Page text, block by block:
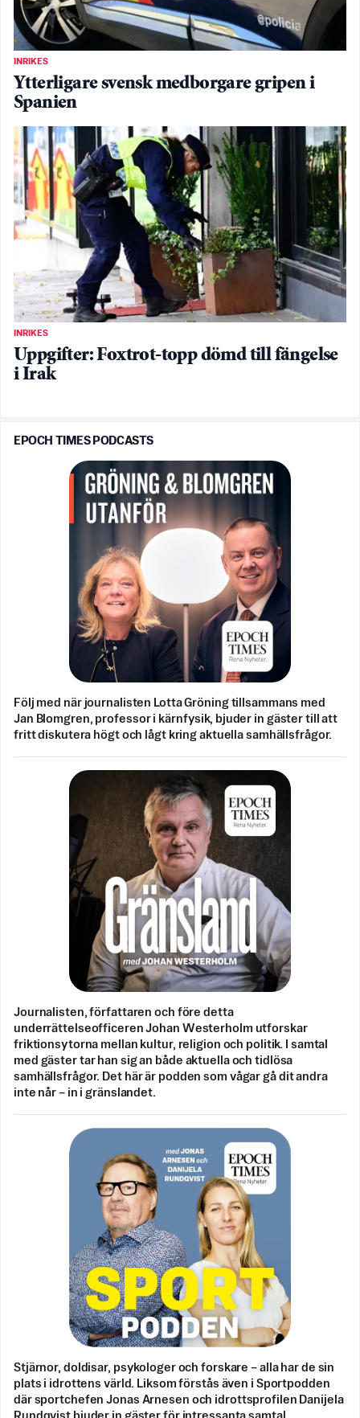
INRIKES
Ytterligare svensk medborgare gripen i
Spanien
INRIKES
Uppgifter: Foxtrot-topp dömd till fängelse
i Irak
EPOCH TIMES PODCASTS
Följ med när journalisten Lotta Gröning tillsammans med
Jan Blomgren, professor i kärnfysik, bjuder in gäster till att
fritt diskutera högt och lågt kring aktuella samhällsfrågor.
Journalisten, författaren och före detta
underrättelseofficeren Johan Westerholm utforskar
friktionsytorna mellan kultur, religion och politik. I samtal
med gäster tar han sig an både aktuella och tidlösa
samhällsfrågor. Det här är podden som vågar gå dit andra
inte når – in i gränslandet.
Stjärnor, doldisar, psykologer och forskare – alla har de sin
plats i idrottens värld. Liksom förstås även i Sportpodden
där sportchefen Jonas Arnesen och idrottsprofilen Danijela